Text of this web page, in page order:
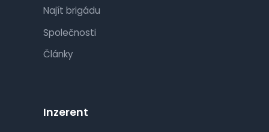
Najít brigádu
Společnosti
Články
Inzerent